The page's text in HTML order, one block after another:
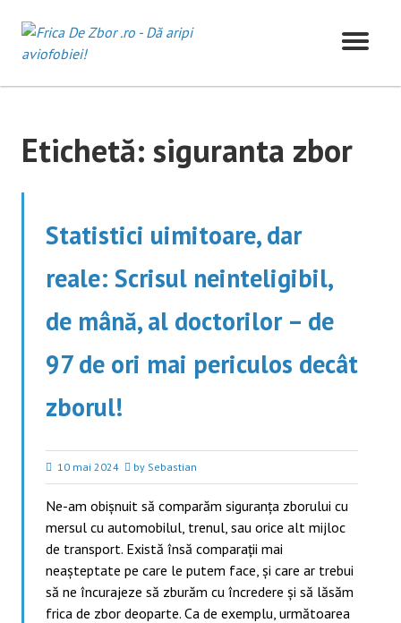
content
Etichetă: siguranta zbor
Statistici uimitoare, dar
reale: Scrisul neinteligibil,
de mână, al doctorilor – de
97 de ori mai periculos decât
zborul!
10 mai 2024 by Sebastian
Ne-am obișnuit să comparăm siguranța zborului cu
mersul cu automobilul, trenul, sau orice alt mijloc
de transport. Există însă comparații mai
neașteptate pe care le putem face, și care ar trebui
să ne încurajeze să zburăm cu încredere și să lăsăm
frica de zbor deoparte. Ca de exemplu, următoarea